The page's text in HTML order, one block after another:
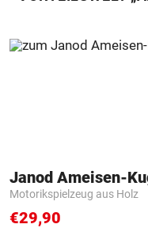
Janod Ameisen-
Motorikspielzeug aus Holz
€29,90